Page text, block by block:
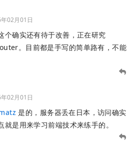
02月01日
个确实还有待于改善，正在研究
。目前都是手写的简单路有，不能
02月01日
是的，服务器丢在日本，访问确实
就是用来学习前端技术来练手的。